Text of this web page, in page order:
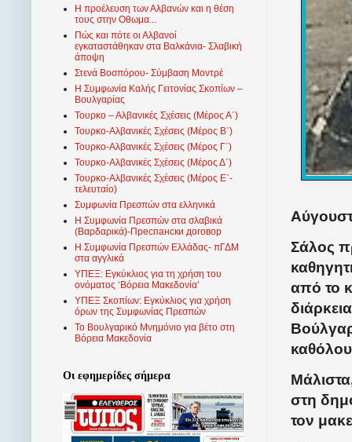
Σάλος
από το
στη
τον
Η προέλευση των Αλβανών και η θέση
τους στην Οθωμα...
Πώς και πότε οι Αλβανοί
εγκαταστάθηκαν στα Βαλκάνια- Σλαβική
άποψη
Στενά Βοσπόρου- Σύμβαση Μοντρέ
Η Συμφωνία Καλής Γειτονίας Σκοπίων –
Βουλγαρίας
Τουρκο – Αλβανικές Σχέσεις (Mέρος Α΄)
Τουρκο-Αλβανικές Σχέσεις (Μέρος Β΄)
Τουρκο-Αλβανικές Σχέσεις (Μέρος Γ΄)
Τουρκο-Αλβανικές Σχέσεις (Μέρος Δ΄)
Τουρκο-Αλβανικές Σχέσεις (Μέρος Ε΄-
τελευταίο)
Συμφωνία Πρεσπών στα ελληνικά
Η Συμφωνία Πρεσπών στα σλαβικά
(Βαρδαρικά)-Преспански договор
Η Συμφωνία Πρεσπών Ελλάδας- πΓΔΜ
στα αγγλικά
ΥΠΕΞ: Εγκύκλιος για τη χρήση του
ονόματος ‘Βόρεια Μακεδονία’
ΥΠΕΞ Σκοπίων: Εγκύκλιος για χρήση
όρων της Συμφωνίας Πρεσπών
Το Βουλγαρικό Μνημόνιο για βέτο στη
Βόρεια Μακεδονία
Οι εφημερίδες σήμερα